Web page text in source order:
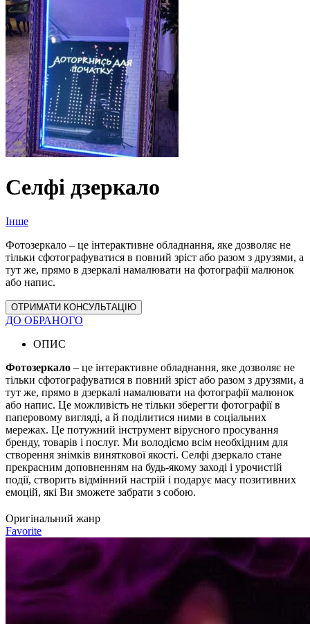
Селфі дзеркало
Інше
Фотозеркало – це інтерактивне обладнання, яке дозволяє не
тільки сфотографуватися в повний зріст або разом з друзями, а
тут же, прямо в дзеркалі намалювати на фотографії малюнок
або напис.
ОТРИМАТИ КОНСУЛЬТАЦІЮ
ДО ОБРАНОГО
ОПИС
Фотозеркало – це інтерактивне обладнання, яке дозволяє не
тільки сфотографуватися в повний зріст або разом з друзями, а
тут же, прямо в дзеркалі намалювати на фотографії малюнок
або напис. Це можливість не тільки зберегти фотографії в
паперовому вигляді, а й поділитися ними в соціальних
мережах. Це потужний інструмент вірусного просування
бренду, товарів і послуг. Ми володіємо всім необхідним для
створення знімків виняткової якості. Селфі дзеркало стане
прекрасним доповненням на будь-якому заході і урочистій
події, створить відмінний настрій і подарує масу позитивних
емоцій, які Ви зможете забрати з собою.
Оригінальний жанр
Favorite